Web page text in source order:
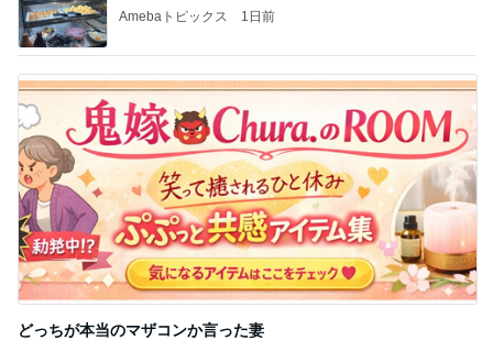
Amebaトピックス 1日前
どっちが本当のマザコンか言った妻